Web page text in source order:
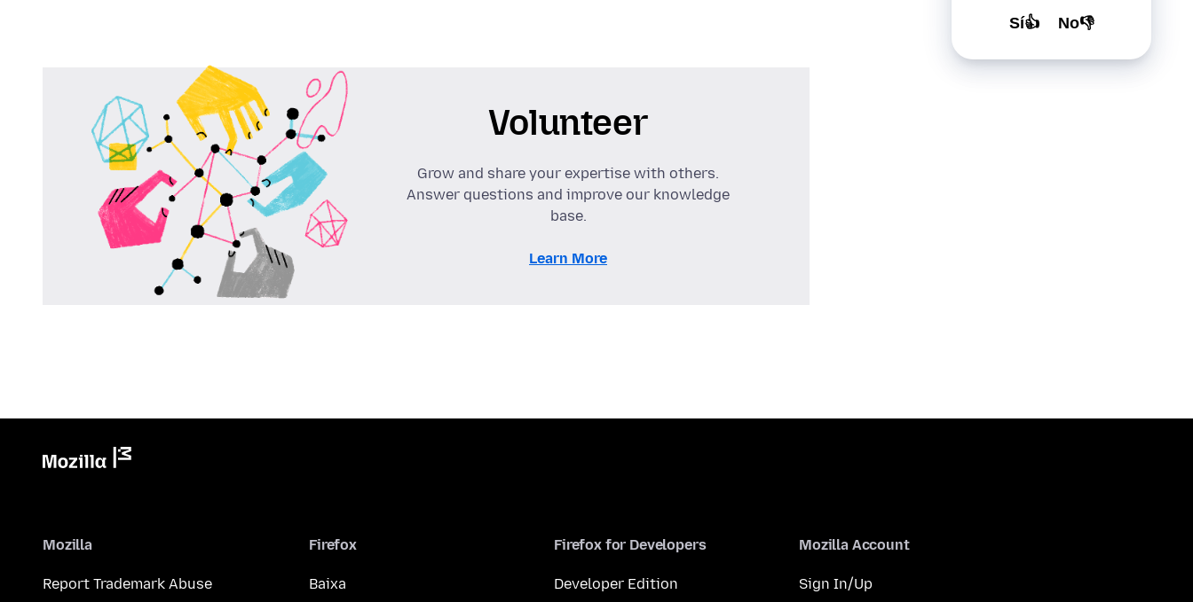
Sí👍 No👎
Volunteer
Grow and share your expertise with others.
Answer questions and improve our knowledge
base.
Learn More
Mozilla
Report Trademark Abuse
Firefox
Baixa
Firefox for Developers
Developer Edition
Mozilla Account
Sign In/Up